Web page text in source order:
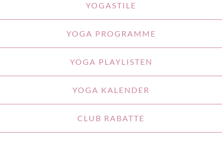
YOGASTILE
YOGA PROGRAMME
YOGA PLAYLISTEN
YOGA KALENDER
CLUB RABATTE